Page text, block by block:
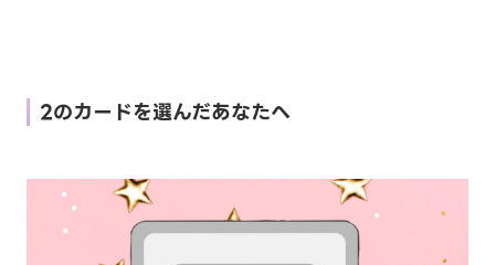
2のカードを選んだあなたへ